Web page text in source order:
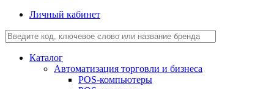
Личный кабинет
Каталог
Автоматизация торговли и бизнеса
POS-компьютеры